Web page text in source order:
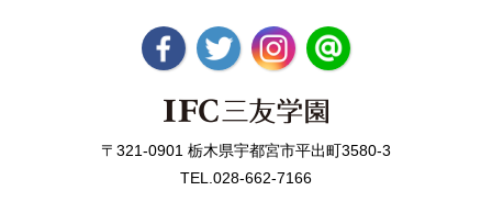
〒321-0901 栃木県宇都宮市平出町3580-3
TEL.028-662-7166